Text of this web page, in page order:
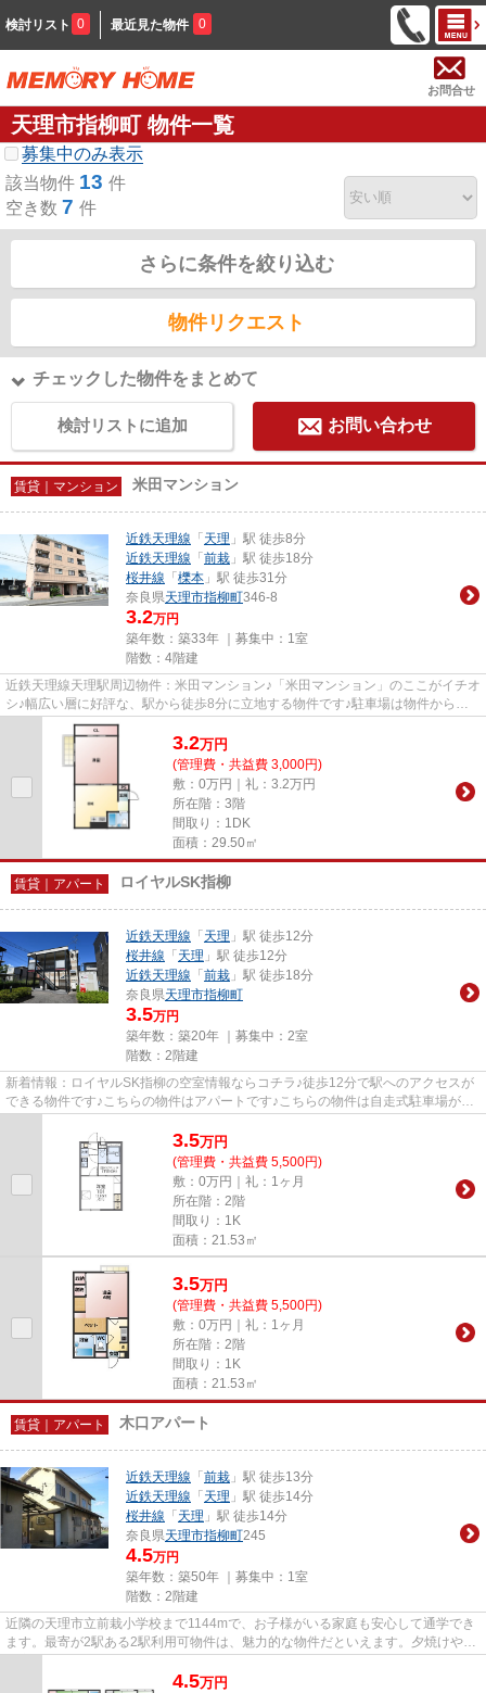
検討リスト 0 最近見た物件 0
お問合せ
天理市指柳町 物件一覧
募集中のみ表示
該当物件 13 件
空き数 7 件
さらに条件を絞り込む
物件リクエスト
チェックした物件をまとめて
検討リストに追加 お問い合わせ
賃貸｜マンション 米田マンション
近鉄天理線 「 天理 」駅 徒歩8分
近鉄天理線 「 前栽 」駅 徒歩18分
桜井線 「 櫟本 」駅 徒歩31分
奈良県天理市指柳町346-8
3.2万円
築年数：築33年 ｜募集中： 1室
階数：4階建
近鉄天理線天理駅周辺物件：米田マンション♪「米田マンション」のここがイチオ
シ♪幅広い層に好評な、駅から徒歩8分に立地する物件です♪駐車場は物件から約
300mです♪物件の見学やご不明...
3.2万円
(管理費・共益費 3,000円)
敷：0万円｜礼：3.2万円
所在階：3階
間取り：1DK
面積：29.50㎡
賃貸｜アパート ロイヤルSK指柳
近鉄天理線 「 天理 」駅 徒歩12分
桜井線 「 天理 」駅 徒歩12分
近鉄天理線 「 前栽 」駅 徒歩18分
奈良県天理市指柳町
3.5万円
築年数：築20年 ｜募集中： 2室
階数：2階建
新着情報：ロイヤルSK指柳の空室情報ならコチラ♪徒歩12分で駅へのアクセスが
できる物件です♪こちらの物件はアパートです♪こちらの物件は自走式駐車場がご
3.5万円
(管理費・共益費 5,500円)
敷：0万円｜礼：1ヶ月
所在階：2階
間取り：1K
面積：21.53㎡
3.5万円
(管理費・共益費 5,500円)
敷：0万円｜礼：1ヶ月
所在階：2階
間取り：1K
面積：21.53㎡
賃貸｜アパート 木口アパート
近鉄天理線 「 前栽 」駅 徒歩13分
近鉄天理線 「 天理 」駅 徒歩14分
桜井線 「 天理 」駅 徒歩14分
奈良県天理市指柳町245
4.5万円
築年数：築50年 ｜募集中： 1室
階数：2階建
近隣の天理市立前栽小学校まで1144mで、お子様がいる家庭も安心して通学でき
ます。最寄が2駅ある2駅利用可物件は、魅力的な物件だといえます。夕焼けや街
4.5万円